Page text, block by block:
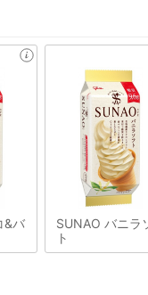
&バ
SUNAO バニラ
ト